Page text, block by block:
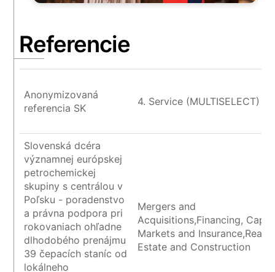
Referencie
Anonymizovaná
referencia SK
4. Service (MULTISELECT)
Slovenská dcéra
významnej európskej
petrochemickej
skupiny s centrálou v
Poľsku - poradenstvo
a právna podpora pri
rokovaniach ohľadne
dlhodobého prenájmu
39 čepacích staníc od
lokálneho
Mergers and
Acquisitions,Financing,
Markets and Insurance,Real
Estate and Construction